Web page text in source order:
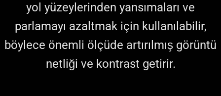
yol yüzeylerinden yansımaları ve
parlamayı azaltmak için kullanılabilir,
böylece önemli ölçüde artırılmış görüntü
netliği ve kontrast getirir.